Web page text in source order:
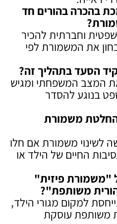
בהכרה בהורים חד
?
וחברתית להכיר
את המשמורת לפי
הסעד בתהליך זה?
המצב המשפחתי ומגיש
בנוגע להסדר
החלטת משמורת
לשינוי משמורת אם חלו
החיים של הילד או
פיזית"
משותפת"?
למקום מגורי הילד,
משותפת עוסקת